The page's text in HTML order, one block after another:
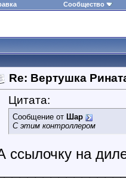
Сообщество
Re: Вертушка
Цитата:
Сообщение от Шар
С этим контроллером
ссылочку на